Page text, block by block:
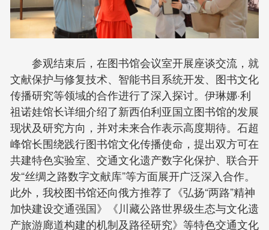
参观结束后，在图书馆会议室开展座谈交流，就
文献保护与修复技术、智能书目系统开发、图书文化
传播研究等领域的合作进行了深入探讨。伊琳娜·利
祖诺娃馆长详细介绍了新西伯利亚国立图书馆的发展
现状及研究方向，并对未来合作表示高度期待。石超
峰馆长围绕践行图书馆文化传播使命，提出双方可在
共建特色实验室、交通文化遗产数字化保护、联合开
发“丝绸之路数字文献库”等方面展开广泛深入合作。
此外，我校图书馆还向俄方推荐了《弘扬“两路”精神
加快建设交通强国》《川藏公路世界级生态与文化遗
产旅游廊道构建的机制及路径研究》等特色交通文化